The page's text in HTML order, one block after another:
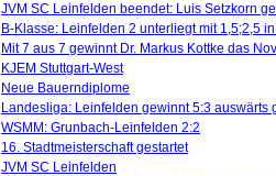
JVM SC Leinfelden beendet: Luis Setzkorn
B-Klasse: Leinfelden 2 unterliegt mit 1,5;2,5
Mit 7 aus 7 gewinnt Dr. Markus Kottke das
KJEM Stuttgart-West
Neue Bauerndiplome
Landesliga: Leinfelden gewinnt 5:3 auswärts
WSMM: Grunbach-Leinfelden 2:2
16. Stadtmeisterschaft gestartet
JVM SC Leinfelden